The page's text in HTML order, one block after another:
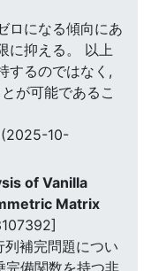
ロになる傾向にあ
に抑える。 以上
するのではなく,
が可能であるこ
(2025-10-
of Vanilla
Matrix
補完問題につい